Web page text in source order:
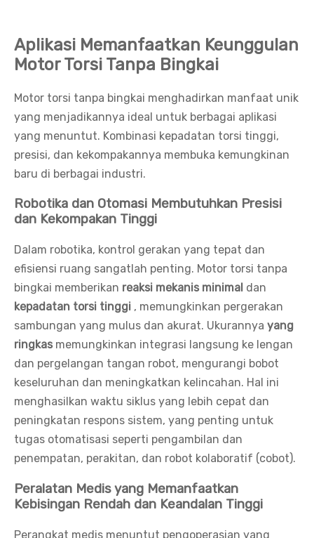
Aplikasi Memanfaatkan Keunggulan
Motor Torsi Tanpa Bingkai
Motor torsi tanpa bingkai menghadirkan manfaat unik
yang menjadikannya ideal untuk berbagai aplikasi
yang menuntut. Kombinasi kepadatan torsi tinggi,
presisi, dan kekompakannya membuka kemungkinan
baru di berbagai industri.
Robotika dan Otomasi Membutuhkan Presisi
dan Kekompakan Tinggi
Dalam robotika, kontrol gerakan yang tepat dan
efisiensi ruang sangatlah penting. Motor torsi tanpa
bingkai memberikan reaksi mekanis minimal dan
kepadatan torsi tinggi , memungkinkan pergerakan
sambungan yang mulus dan akurat. Ukurannya yang
ringkas memungkinkan integrasi langsung ke lengan
dan pergelangan tangan robot, mengurangi bobot
keseluruhan dan meningkatkan kelincahan. Hal ini
menghasilkan waktu siklus yang lebih cepat dan
peningkatan respons sistem, yang penting untuk
tugas otomatisasi seperti pengambilan dan
penempatan, perakitan, dan robot kolaboratif (cobot).
Peralatan Medis yang Memanfaatkan
Kebisingan Rendah dan Keandalan Tinggi
Perangkat medis menuntut pengoperasian yang